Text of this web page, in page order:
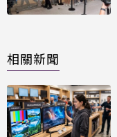
相關新聞